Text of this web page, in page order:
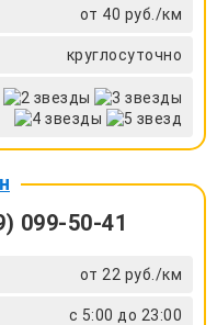
от 40 руб./км
круглосуточно
099-50-41
от 22 руб./км
с 5:00 до 23:00